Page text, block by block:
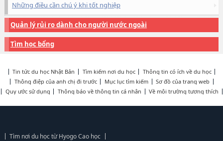
Những điều cần chú ý khi tốt nghiệp
Quản lý rủi ro dành cho người nước ngoài
Tìm học bổng
Tin tức du học Nhật Bản Tìm kiếm nơi du học
Thông tin có ích về du học
Thông điệp của anh chị đi trước
Mục lục tìm kiếm
Sơ đồ của trang web
Quy ước sử dụng
Thông báo về thông tin cá nhân Về môi trường tương thích
Tìm nơi du học từ Hyogo Cao học